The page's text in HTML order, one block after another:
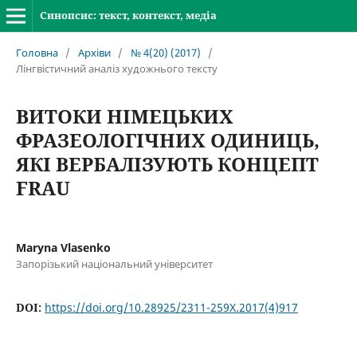
Синопсис: текст, контекст, медіа
Головна / Архіви / № 4(20) (2017)
/
Лінгвістичний аналіз художнього тексту
ВИТОКИ НІМЕЦЬКИХ
ФРАЗЕОЛОГІЧНИХ ОДИНИЦЬ,
ЯКІ ВЕРБАЛІЗУЮТЬ КОНЦЕПТ
FRAU
Maryna Vlasenko
Запорізький національний університет
DOI: https://doi.org/10.28925/2311-259X.2017(4)917